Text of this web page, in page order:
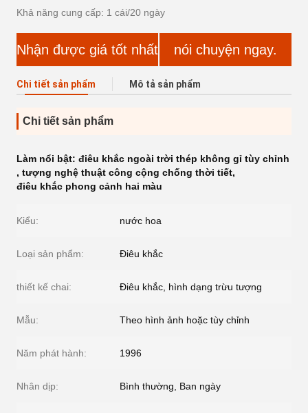
Khả năng cung cấp: 1 cái/20 ngày
Nhận được giá tốt nhất nói chuyện ngay.
Chi tiết sản phẩm Mô tả sản phẩm
Chi tiết sản phẩm
Làm nổi bật: điêu khắc ngoài trời thép không gỉ tùy chỉnh
, tượng nghệ thuật công cộng chống thời tiết,
điêu khắc phong cảnh hai màu
Kiểu: nước hoa
Loại sản phẩm: Điêu khắc
thiết kế chai: Điêu khắc, hình dạng trừu tượng
Mẫu: Theo hình ảnh hoặc tùy chỉnh
Năm phát hành: 1996
Nhân dịp: Bình thường, Ban ngày